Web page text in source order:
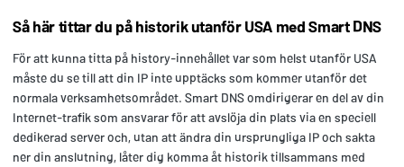
Så här tittar du på historik utanför USA med Smart DNS
För att kunna titta på history-innehållet var som helst utanför USA
måste du se till att din IP inte upptäcks som kommer utanför det
normala verksamhetsområdet. Smart DNS omdirigerar en del av din
Internet-trafik som ansvarar för att avslöja din plats via en speciell
dedikerad server och, utan att ändra din ursprungliga IP och sakta
ner din anslutning, låter dig komma åt historik tillsammans med